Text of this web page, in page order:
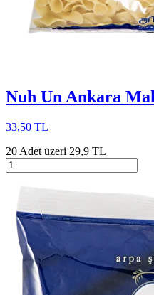
Nuh Un Ankara
33,50 TL
20 Adet üzeri 29,9 TL